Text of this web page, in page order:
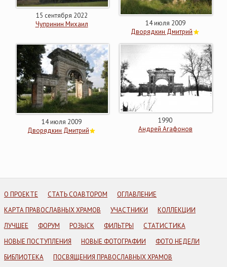
15 сентября 2022
Чупринин Михаил
14 июля 2009
Дворядкин Дмитрий
14 июля 2009
Дворядкин Дмитрий
1990
Андрей Агафонов
О ПРОЕКТЕ СТАТЬ СОАВТОРОМ
ОГЛАВЛЕНИЕ
КАРТА ПРАВОСЛАВНЫХ ХРАМОВ
УЧАСТНИКИ
КОЛЛЕКЦИИ
ЛУЧШЕЕ
ФОРУМ РОЗЫСК ФИЛЬТРЫ
СТАТИСТИКА
НОВЫЕ ПОСТУПЛЕНИЯ
НОВЫЕ ФОТОГРАФИИ
ФОТО НЕДЕЛИ
БИБЛИОТЕКА
ПОСВЯЩЕНИЯ ПРАВОСЛАВНЫХ ХРАМОВ